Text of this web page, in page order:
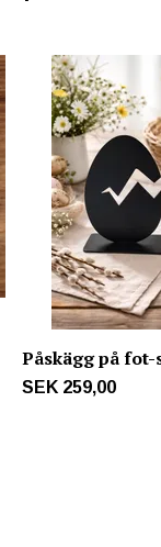
Påskägg på
SEK 259,00